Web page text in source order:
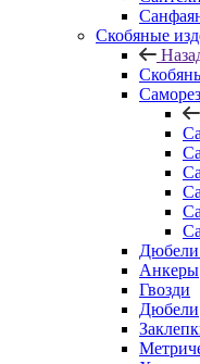
Скобяные
Дюбели
Анкеры
Гвозди
Дюбели